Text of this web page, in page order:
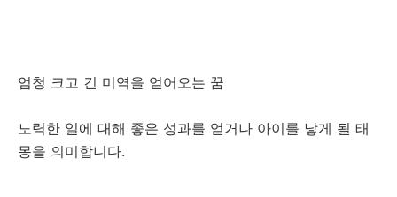
엄청 크고 긴 미역을 얻어오는 꿈
노력한 일에 대해 좋은 성과를 얻거나 아이를 낳게 될 태
몽을 의미합니다.